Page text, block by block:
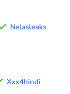
Nelasleaks
Xxx4hindi